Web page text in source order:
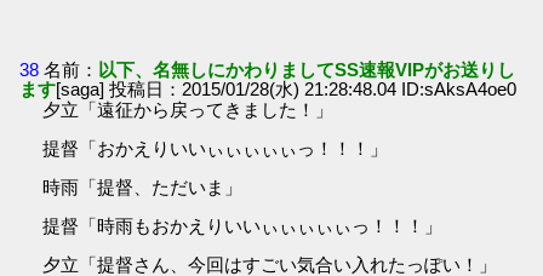
38 名前： 以下、名無しにかわりましてSS速報VIPがお送りし
ます[saga] 投稿日：2015/01/28(水) 21:28:48.04 ID:sAksA4oe0
夕立「遠征から戻ってきました！」
提督「おかえりいいぃぃぃぃぃっ！！！」
時雨「提督、ただいま」
提督「時雨もおかえりいいぃぃぃぃぃっ！！！」
夕立「提督さん、今回はすごい気合い入れたっぽい！」